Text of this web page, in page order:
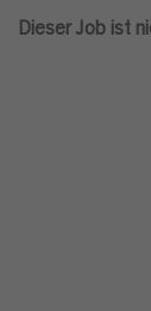
Dieser Job ist